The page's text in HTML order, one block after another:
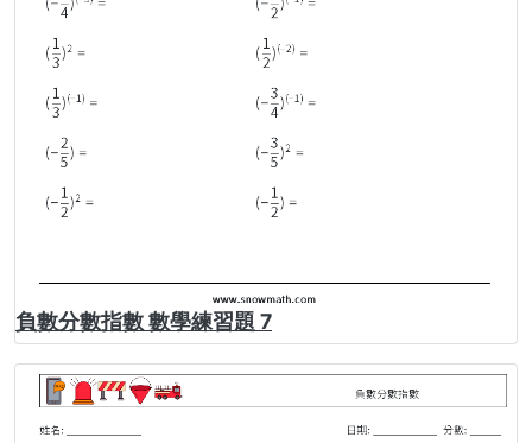
負數分數指數 數學練習題 7